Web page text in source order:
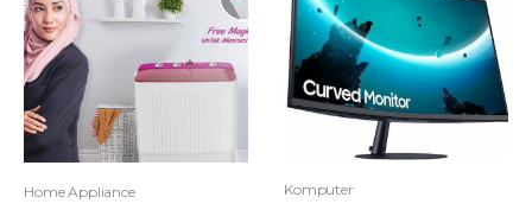
Home Appliance Komputer